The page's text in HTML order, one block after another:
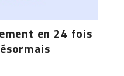
en 24 fois